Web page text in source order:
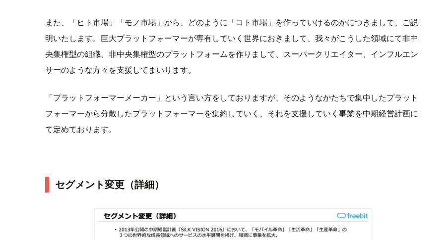
また、「ヒト市場」「モノ市場」から、どのように「コト市場」を作っていけるのかにつきまして、ご説
明いたします。巨大プラットフォーマーが専有していく世界におきまして、我々がこうした領域にて非中
央集権型の組織、非中央集権型のプラットフォームを作りまして、スーパークリエイター、インフルエン
サーのような方々を支援してまいります。
「プラットフォーマーメーカー」という言い方をしておりますが、そのようなかたちで集中したプラット
フォーマーから分散したプラットフォーマーを集約していく、それを支援していく事業を中期経営計画に
て定めております。
セグメント変更（詳細）